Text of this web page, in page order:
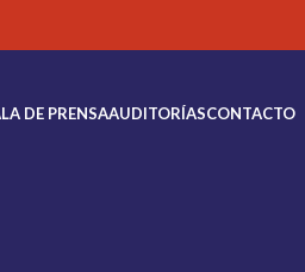
DE PRENSAAUDITORÍASCONTACTO